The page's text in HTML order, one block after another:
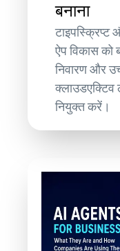
बनाना
टाइपस्क्रिप्ट
ऐप विकास को
निवारण और
क्लाउडएक्टिव
नियुक्त करें।